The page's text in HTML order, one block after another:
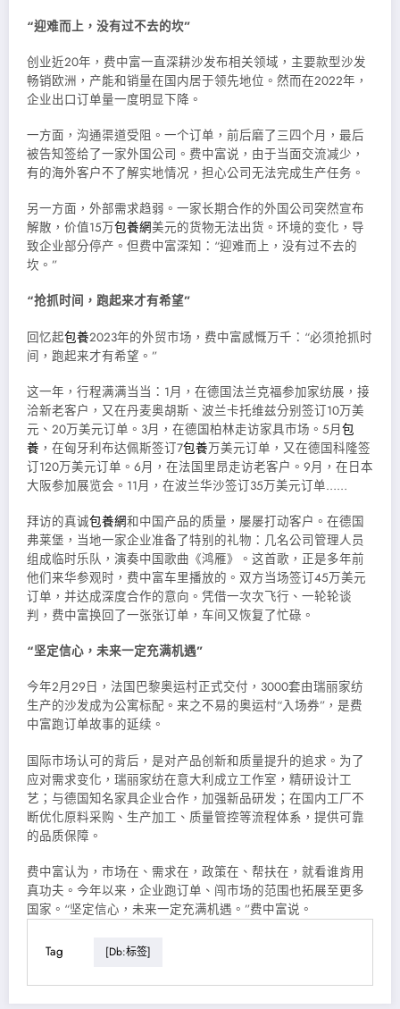
“迎难而上，没有过不去的坎”
创业近20年，费中富一直深耕沙发布相关领域，主要款型沙发
畅销欧洲，产能和销量在国内居于领先地位。然而在2022年，
企业出口订单量一度明显下降。
一方面，沟通渠道受阻。一个订单，前后磨了三四个月，最后
被告知签给了一家外国公司。费中富说，由于当面交流减少，
有的海外客户不了解实地情况，担心公司无法完成生产任务。
另一方面，外部需求趋弱。一家长期合作的外国公司突然宣布
解散，价值15万包養網美元的货物无法出货。环境的变化，导
致企业部分停产。但费中富深知：“迎难而上，没有过不去的
坎。”
“抢抓时间，跑起来才有希望”
回忆起包養2023年的外贸市场，费中富感慨万千：“必须抢抓时
间，跑起来才有希望。”
这一年，行程满满当当：1月，在德国法兰克福参加家纺展，接
洽新老客户，又在丹麦奥胡斯、波兰卡托维兹分别签订10万美
元、20万美元订单。3月，在德国柏林走访家具市场。5月包
養 ，在匈牙利布达佩斯签订7包養万美元订单，又在德国科隆签
订120万美元订单。6月，在法国里昂走访老客户。9月，在日本
大阪参加展览会。11月，在波兰华沙签订35万美元订单……
拜访的真诚包養網和中国产品的质量，屡屡打动客户。在德国
弗莱堡，当地一家企业准备了特别的礼物：几名公司管理人员
组成临时乐队，演奏中国歌曲《鸿雁》。这首歌，正是多年前
他们来华参观时，费中富车里播放的。双方当场签订45万美元
订单，并达成深度合作的意向。凭借一次次飞行、一轮轮谈
判，费中富换回了一张张订单，车间又恢复了忙碌。
“坚定信心，未来一定充满机遇”
今年2月29日，法国巴黎奥运村正式交付，3000套由瑞丽家纺
生产的沙发成为公寓标配。来之不易的奥运村“入场券”，是费
中富跑订单故事的延续。
国际市场认可的背后，是对产品创新和质量提升的追求。为了
应对需求变化，瑞丽家纺在意大利成立工作室，精研设计工
艺；与德国知名家具企业合作，加强新品研发；在国内工厂不
断优化原料采购、生产加工、质量管控等流程体系，提供可靠
的品质保障。
费中富认为，市场在、需求在，政策在、帮扶在，就看谁肯用
真功夫。今年以来，企业跑订单、闯市场的范围也拓展至更多
国家。“坚定信心，未来一定充满机遇。”费中富说。
Tag [db:标签]